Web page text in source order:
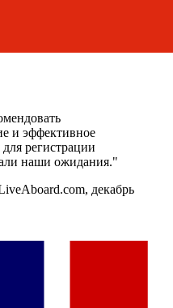
и эффективное
регистрации
наши ожидания."
декабрь